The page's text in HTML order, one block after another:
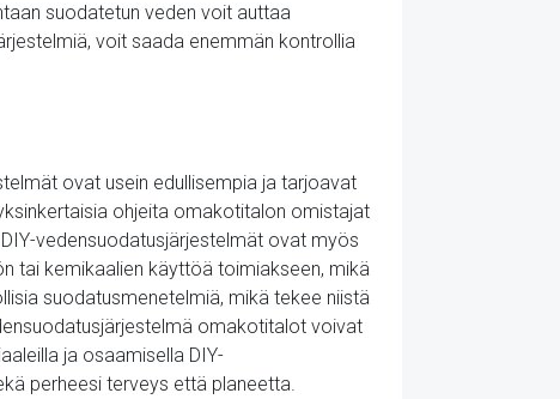
suodatetun veden voit auttaa
voit saada enemmän kontrollia
ovat usein edullisempia ja tarjoavat
ohjeita omakotitalon omistajat
vedensuodatusjärjestelmät ovat myös
tai kemikaalien käyttöä toimiakseen, mikä
suodatusmenetelmiä, mikä tekee niistä
omakotitalot voivat
ja osaamisella DIY-
perheesi terveys että planeetta.